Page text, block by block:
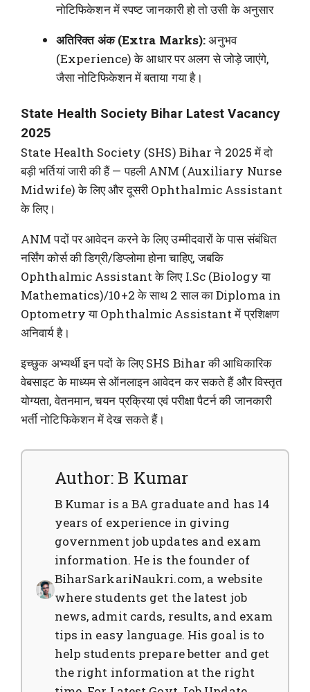
नोटिफिकेशन में स्पष्ट जानकारी हो तो उसी के अनुसार
अतिरिक्त अंक (Extra Marks):अनुभव
(Experience) के आधार पर अलग से जोड़े जाएंगे,
जैसा नोटिफिकेशन में बताया गया है।
State Health Society Bihar Latest Vacancy
2025
State Health Society (SHS) Bihar ने 2025 में दो
बड़ी भर्तियां जारी की हैं — पहली ANM (Auxiliary Nurse
Midwife) के लिए और दूसरी Ophthalmic Assistant
के लिए।
ANM पदों पर आवेदन करने के लिए उम्मीदवारों के पास संबंधित
नर्सिंग कोर्स की डिग्री/डिप्लोमा होना चाहिए, जबकि
Ophthalmic Assistant के लिए I.Sc (Biology या
Mathematics)/10+2 के साथ 2 साल का Diploma in
Optometry या Ophthalmic Assistant में प्रशिक्षण
अनिवार्य है।
इच्छुक अभ्यर्थी इन पदों के लिए SHS Bihar की आधिकारिक
वेबसाइट के माध्यम से ऑनलाइन आवेदन कर सकते हैं और विस्तृत
योग्यता, वेतनमान, चयन प्रक्रिया एवं परीक्षा पैटर्न की जानकारी
भर्ती नोटिफिकेशन में देख सकते हैं।
Author: B Kumar
B Kumar is a BA graduate and has 14
years of experience in giving
government job updates and exam
information. He is the founder of
BiharSarkariNaukri.com, a website
where students get the latest job
news, admit cards, results, and exam
tips in easy language. His goal is to
help students prepare better and get
the right information at the right